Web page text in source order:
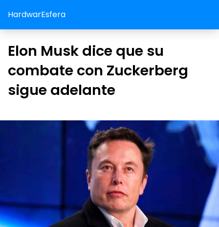
HardwarEsfera
Elon Musk dice que su
combate con Zuckerberg
sigue adelante